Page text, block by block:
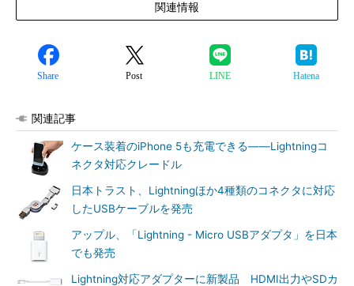
関連情報
Share Post LINE Hatena
関連記事
ケース装着のiPhone 5も充電できる――Lightningコ
ネクタ対応クレードル
日本トラスト、Lightningほか4種類のコネクタに対応
したUSBケーブルを発売
アップル、「Lightning - Micro USBアダプタ」を日本
でも発売
Lightning対応アダプターに新製品 HDMI出力やSDカ